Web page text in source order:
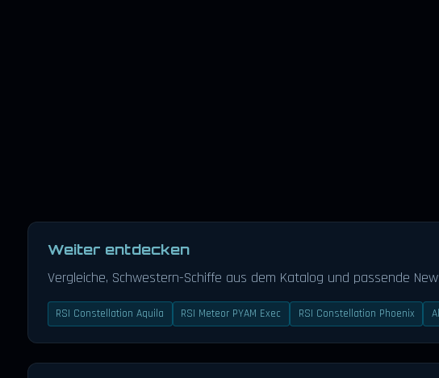
Weiter entdecken
Vergleiche, Schwestern-Schiffe aus dem Katalog und passende
RSI Constellation Aquila RSI Meteor PYAM Exec RSI Constellation Phoenix